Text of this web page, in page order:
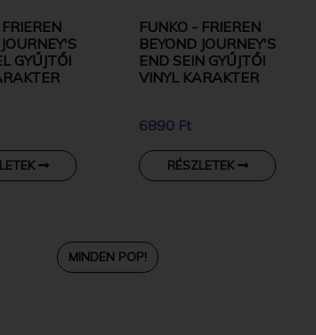
GYŰJTŐI
FUNKO - FRIEREN
BEYOND JOURNEY'S
END SEIN GYŰJTŐI
VINYL KARAKTER
6890 Ft
RÉSZLETEK
MINDEN POP!